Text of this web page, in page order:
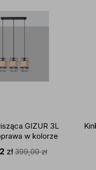
GIZUR 3L
w kolorze
ze sznurem
LIGHTING
zł 399,00zł